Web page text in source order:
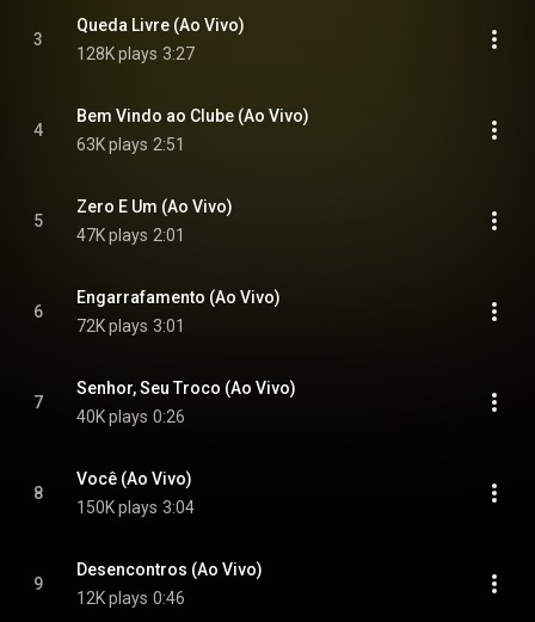
3
Queda Livre (Ao Vivo)
128K plays 3:27
4
Bem Vindo ao Clube (Ao Vivo)
63K plays 2:51
5
Zero E Um (Ao Vivo)
47K plays 2:01
6
Engarrafamento (Ao Vivo)
72K plays 3:01
7
Senhor, Seu Troco (Ao Vivo)
40K plays 0:26
8
Você (Ao Vivo)
150K plays 3:04
9
Desencontros (Ao Vivo)
12K plays 0:46